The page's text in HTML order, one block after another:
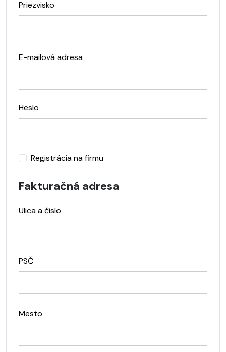
Priezvisko
E-mailová adresa
Heslo
Registrácia na firmu
Fakturačná adresa
Ulica a číslo
PSČ
Mesto